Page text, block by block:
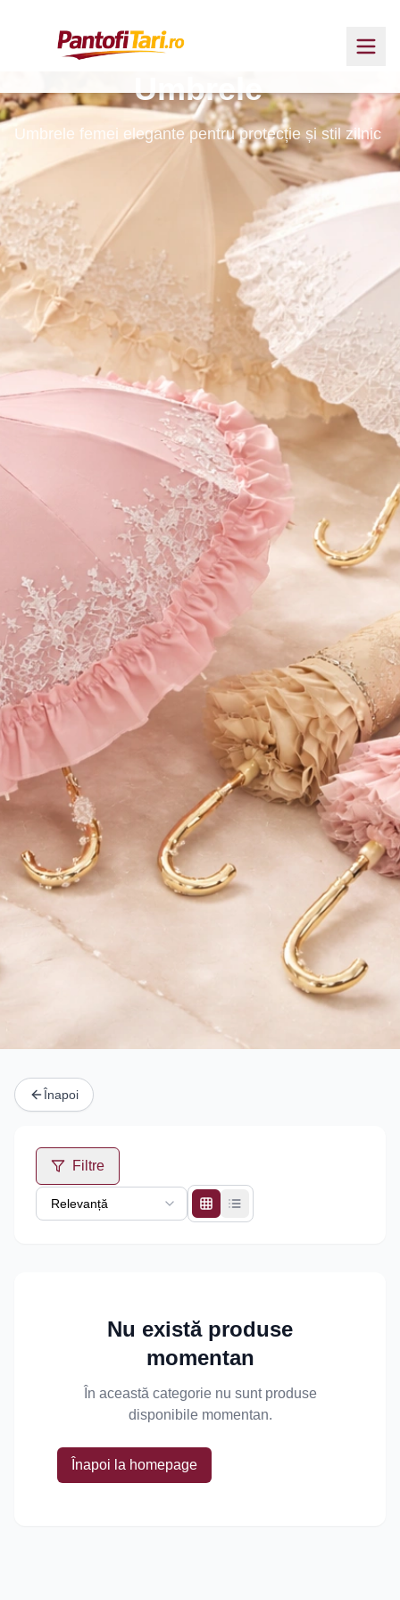
Umbrele
Umbrele femei elegante pentru protecție și stil zilnic
Înapoi
Filtre
Nu există produse
momentan
În această categorie nu sunt produse
disponibile momentan.
Înapoi la homepage